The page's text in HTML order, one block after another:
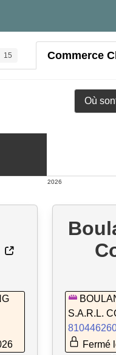
15 Commerce
Où
2026
S.A.R.L.
Fermé